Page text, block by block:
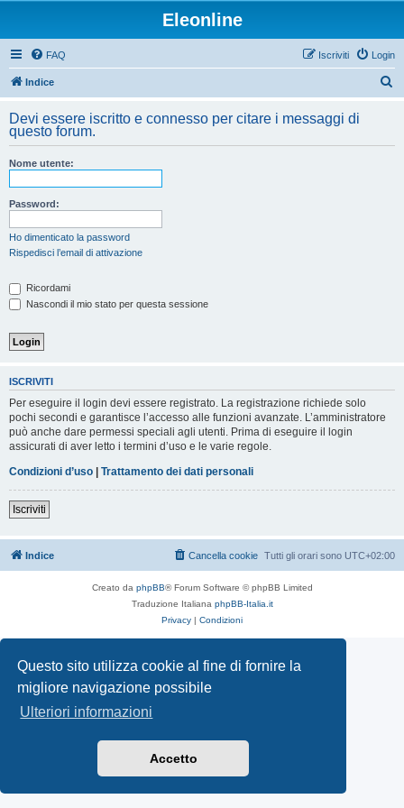
Questo sito utilizza cookie al fine di fornire la
migliore navigazione possibile
Ulteriori informazioni
Accetto
Eleonline
FAQ Login
Iscriviti
Indice
c
Devi essere iscritto e connesso per citare i messaggi di
questo forum.
Nome utente:
Password:
Ho dimenticato la password
Rispedisci l’email di attivazione
Ricordami
Nascondi il mio stato per questa sessione
ISCRIVITI
Per eseguire il login devi essere registrato. La registrazione richiede solo
pochi secondi e garantisce l’accesso alle funzioni avanzate. L’amministratore
può anche dare permessi speciali agli utenti. Prima di eseguire il login
assicurati di aver letto i termini d’uso e le varie regole.
Condizioni d’uso | Trattamento dei dati personali
Iscriviti
Indice Tutti gli orari sono UTC+02:00
Cancella cookie
Creato da phpBB® Forum Software © phpBB Limited
Traduzione Italiana phpBB-Italia.it
Privacy | Condizioni